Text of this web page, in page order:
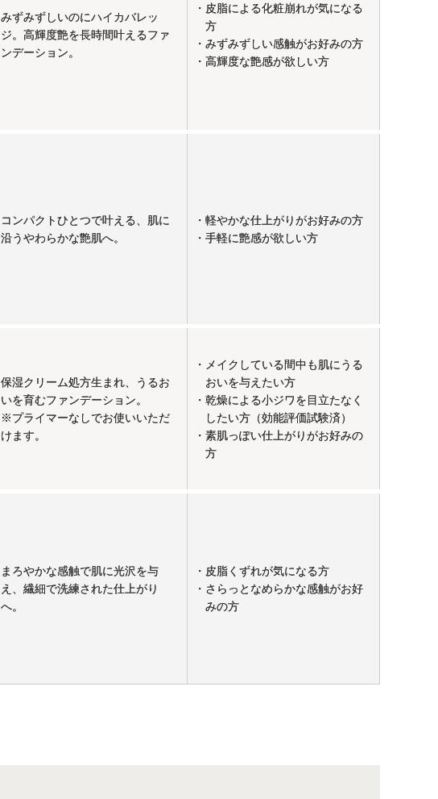
みずみずしいのにハイカバレッ
ジ。高輝度艶を長時間叶えるファ
ンデーション。
・皮脂による化粧崩れが気になる
方
・みずみずしい感触がお好みの方
・高輝度な艶感が欲しい方
コンパクトひとつで叶える、肌に
沿うやわらかな艶肌へ。
・軽やかな仕上がりがお好みの方
・手軽に艶感が欲しい方
保湿クリーム処方生まれ、うるお
いを育むファンデーション。
※プライマーなしでお使いいただ
けます。
・メイクしている間中も肌にうる
おいを与えたい方
・乾燥による小ジワを目立たなく
したい方（効能評価試験済）
・素肌っぽい仕上がりがお好みの
方
まろやかな感触で肌に光沢を与
え、繊細で洗練された仕上がり
へ。
・皮脂くずれが気になる方
・さらっとなめらかな感触がお好
みの方